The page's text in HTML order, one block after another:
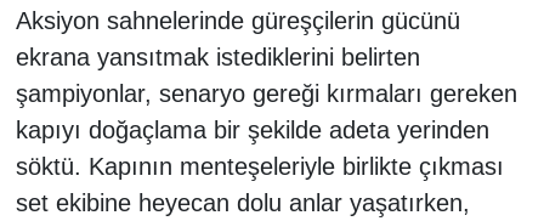
Aksiyon sahnelerinde güreşçilerin gücünü
ekrana yansıtmak istediklerini belirten
şampiyonlar, senaryo gereği kırmaları gereken
kapıyı doğaçlama bir şekilde adeta yerinden
söktü. Kapının menteşeleriyle birlikte çıkması
set ekibine heyecan dolu anlar yaşatırken,